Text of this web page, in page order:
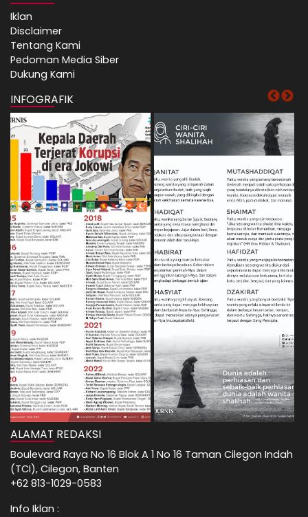
Iklan
Disclaimer
Tentang Kami
Pedoman Media Siber
Dukung Kami
INFOGRAFIK
ALAMAT REDAKSI
Boulevard Raya No 16 Blok A 1 No 16 Taman Cilegon Indah
(TCI), Cilegon, Banten
+62 813-1029-0583
Info Iklan :